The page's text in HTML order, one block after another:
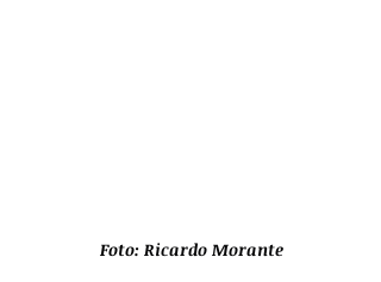
Foto: Ricardo Morante